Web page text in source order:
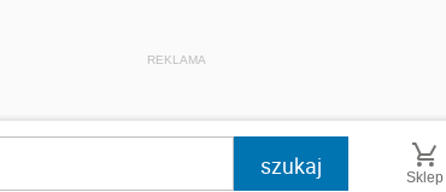
REKLAMA
Sklep